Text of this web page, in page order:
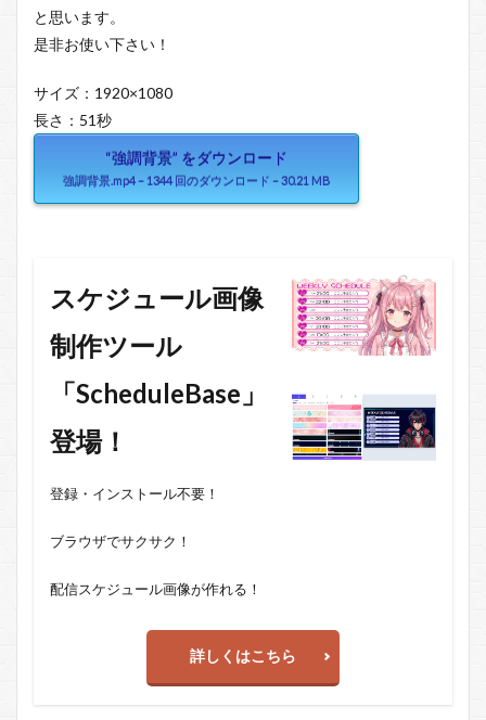
と思います。
是非お使い下さい！
サイズ：1920×1080
長さ：51秒
“強調背景” をダウンロード
強調背景.mp4 – 1344 回のダウンロード – 30.21 MB
スケジュール画像
制作ツール
「ScheduleBase」
登場！
登録・インストール不要！
ブラウザでサクサク！
配信スケジュール画像が作れる！
詳しくはこちら